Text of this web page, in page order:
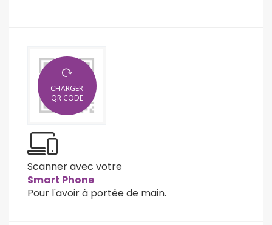
CHARGER
QR CODE
Scanner avec votre
Smart Phone
Pour l'avoir à portée de main.